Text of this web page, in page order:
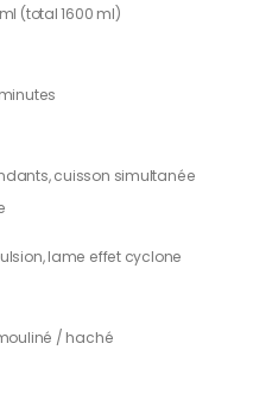
(total 1600 ml)
cuisson simultanée
lame effet cyclone
/ haché